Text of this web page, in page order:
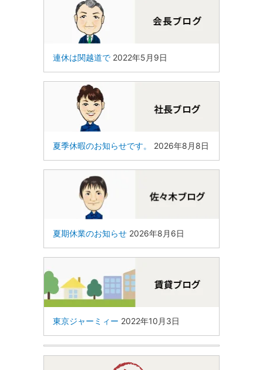
連休は関越道で 2022年5月9日
夏季休暇のお知らせです。 2026年8月8日
夏期休業のお知らせ 2026年8月6日
東京ジャーミィー 2022年10月3日